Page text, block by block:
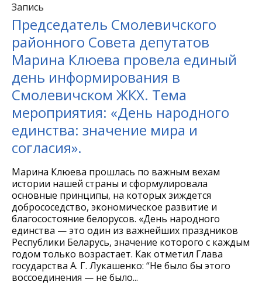
Запись
Председатель Смолевичского
районного Совета депутатов
Марина Клюева провела единый
день информирования в
Смолевичском ЖКХ. Тема
мероприятия: «День народного
единства: значение мира и
согласия».
Марина Клюева прошлась по важным вехам
истории нашей страны и сформулировала
основные принципы, на которых зиждется
добрососедство, экономическое развитие и
благосостояние белорусов. «День народного
единства — это один из важнейших праздников
Республики Беларусь, значение которого с каждым
годом только возрастает. Как отметил Глава
государства А. Г. Лукашенко: “Не было бы этого
воссоединения — не было...